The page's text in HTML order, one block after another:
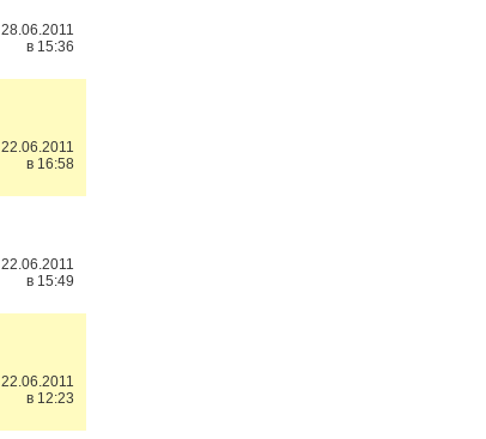
28.06.2011
в 15:36
22.06.2011
в 16:58
22.06.2011
в 15:49
22.06.2011
в 12:23